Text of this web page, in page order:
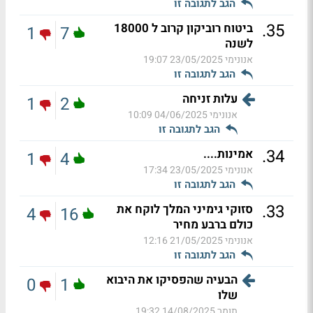
הגב לתגובה זו
35
.
ביטוח רוביקון קרוב ל 18000
לשנה
אנונימי23/05/2025 19:07
הגב לתגובה זו
7
1
עלות זניחה
אנונימי04/06/2025 10:09
הגב לתגובה זו
2
1
34
. אמינות....
אנונימי23/05/2025 17:34
הגב לתגובה זו
4
1
33
. סזוקי גימיני המלך לוקח את
כולם ברבע מחיר
אנונימי21/05/2025 12:16
הגב לתגובה זו
16
4
הבעיה שהפסיקו את היבוא
שלו
1
0